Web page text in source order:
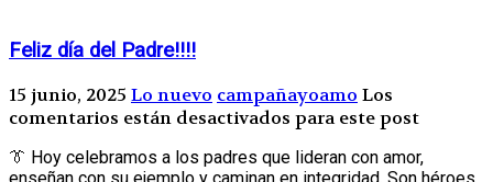
Feliz día del Padre!!!!
15 junio, 2025 Lo nuevo campañayoamo Los
comentarios están desactivados para este post
👔 Hoy celebramos a los padres que lideran con amor,